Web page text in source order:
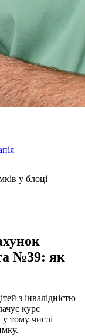
№39: як
з інвалідністю
курс
тому числі